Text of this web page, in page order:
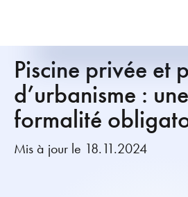
Piscine privée et
d’urbanisme : une
formalité
Mis à jour le 18.11.2024